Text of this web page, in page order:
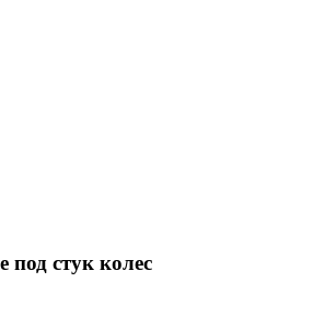
портале EUROLITVA.RU
стук колес